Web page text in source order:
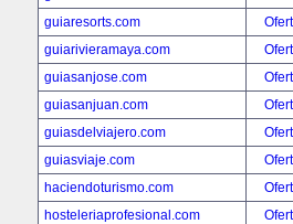
guiaresorts.com
guiarivieramaya.com
guiasanjose.com
guiasanjuan.com
guiasdelviajero.com
guiasviaje.com
haciendoturismo.com
hosteleriaprofesional.com